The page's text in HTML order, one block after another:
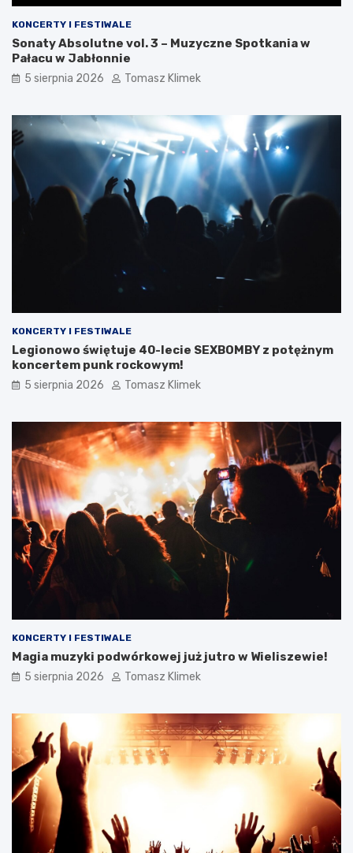
KONCERTY I FESTIWALE
Sonaty Absolutne vol. 3 – Muzyczne Spotkania w
Pałacu w Jabłonnie
5 sierpnia 2026 Tomasz Klimek
KONCERTY I FESTIWALE
Legionowo świętuje 40-lecie SEXBOMBY z potężnym
koncertem punk rockowym!
5 sierpnia 2026 Tomasz Klimek
KONCERTY I FESTIWALE
Magia muzyki podwórkowej już jutro w Wieliszewie!
5 sierpnia 2026 Tomasz Klimek